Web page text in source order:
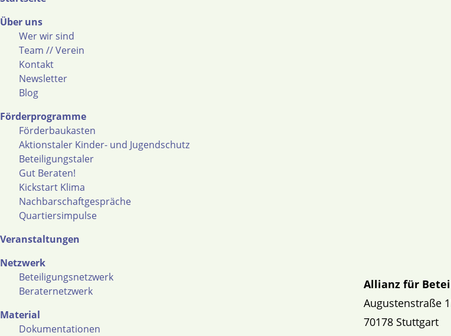
Über uns
Wer wir sind
Team // Verein
Kontakt
Newsletter
Blog
Förderprogramme
Förderbaukasten
Aktionstaler Kinder- und Jugendschutz
Beteiligungstaler
Gut Beraten!
Kickstart Klima
Nachbarschaftgespräche
Quartiersimpulse
Veranstaltungen
Netzwerk
Beteiligungsnetzwerk
Beraternetzwerk
Material
Dokumentationen
Allianz für
Augustenstraße
70178 Stuttgart